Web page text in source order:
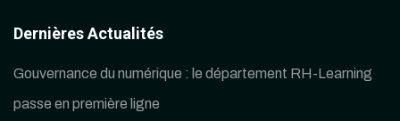
Dernières Actualités
Gouvernance du numérique : le département RH-Learning
passe en première ligne